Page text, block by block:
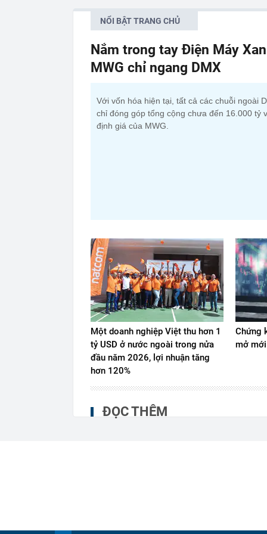
NỔI BẬT TRANG CHỦ
Nắm trong tay Điện Máy
MWG chỉ ngang DMX
Với vốn hóa hiện tại, tất cả các chuỗi ngoài
chỉ đóng góp tổng cộng chưa đến 16.000 tỷ
định giá của MWG.
Một doanh nghiệp Việt thu hơn 1
tỷ USD ở nước ngoài trong nửa
đầu năm 2026, lợi nhuận tăng
hơn 120%
Chứng
mở
ĐỌC THÊM